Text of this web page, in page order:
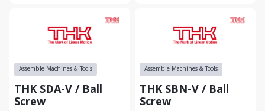
เคลื่อนที่เชิงเส้นอย่างแม่นยำ
ลดแรงเสียดทาน และเพิ่มเส...
Assemble Machines & Tools
THK SDA-V / Ball
Screw
Assemble Machines & Tools
THK SBN-V / Ball
Screw